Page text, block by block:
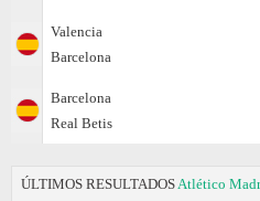
Valencia
Barcelona
Barcelona
Real Betis
ÚLTIMOS RESULTADOS Atlético